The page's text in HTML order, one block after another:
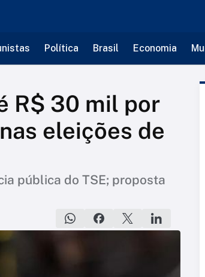
Política Brasil Economia
R$ 30 mil por
eleições de
pública do TSE; proposta